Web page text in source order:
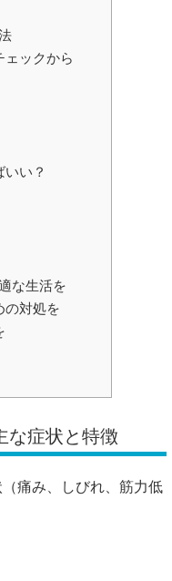
ェックから
い？
な生活を
の対処を
な症状と特徴
痛み、しびれ、筋力低